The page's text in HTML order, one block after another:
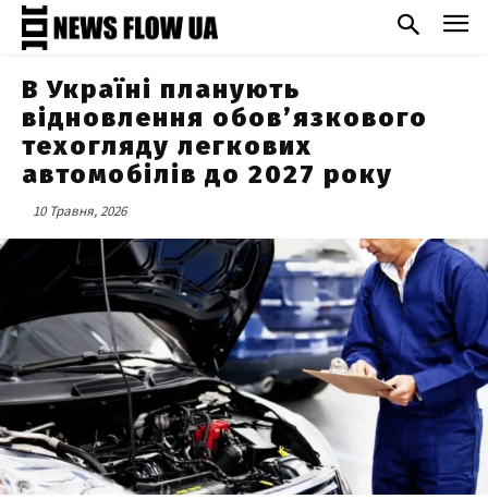
В Україні планують
відновлення обов’язкового
техогляду легкових
автомобілів до 2027 року
10 Травня, 2026